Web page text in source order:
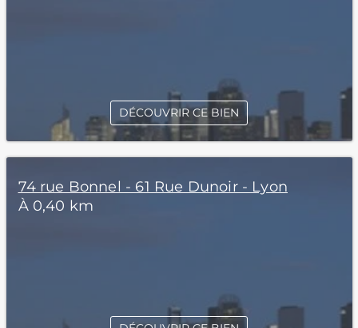
DÉCOUVRIR CE BIEN
74 rue Bonnel - 61 Rue Dunoir - Lyon
À 0,40 km